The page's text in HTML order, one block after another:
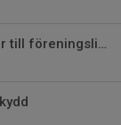
Sörmlands Sparbank- Stolt sponsor till föreningslivet i Bie